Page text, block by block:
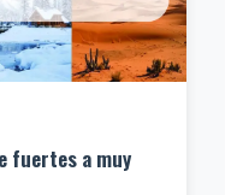
fuertes a muy